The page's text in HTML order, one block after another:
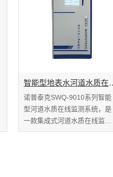
智能型地表水河道
诺普泰克SWQ-9010系列智能
型河道水质在线监测系统，是
一款集成式河道水质在线监测
系统...